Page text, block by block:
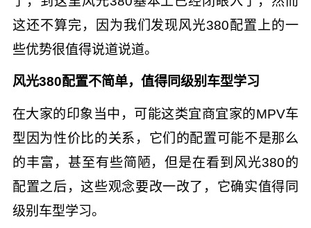
这还不算完，因为我们发现风光380配置上的一
些优势很值得说道说道。
风光380配置不简单，值得同级别车型学习
在大家的印象当中，可能这类宜商宜家的MPV车
型因为性价比的关系，它们的配置可能不是那么
的丰富，甚至有些简陋，但是在看到风光380的
配置之后，这些观念要改一改了，它确实值得同
级别车型学习。